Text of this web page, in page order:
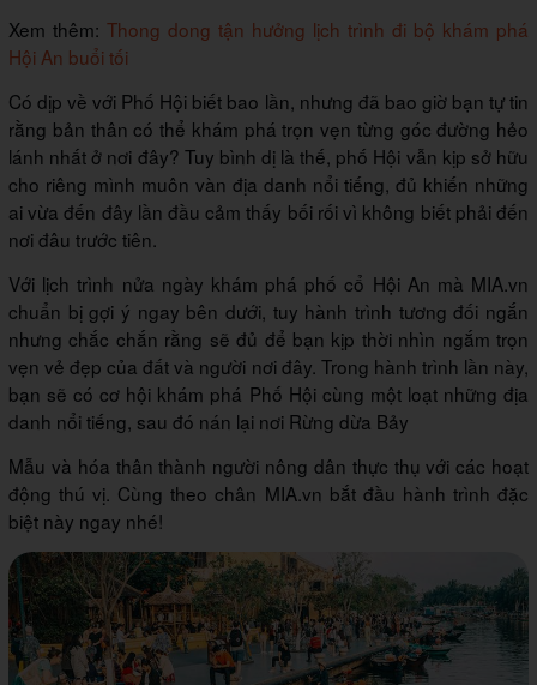
Xem thêm: Thong dong tận hưởng lịch trình đi bộ khám phá
Hội An buổi tối
Có dịp về với Phố Hội biết bao lần, nhưng đã bao giờ bạn tự tin
rằng bản thân có thể khám phá trọn vẹn từng góc đường hẻo
lánh nhất ở nơi đây? Tuy bình dị là thế, phố Hội vẫn kịp sở hữu
cho riêng mình muôn vàn địa danh nổi tiếng, đủ khiến những
ai vừa đến đây lần đầu cảm thấy bối rối vì không biết phải đến
nơi đâu trước tiên.
Với lịch trình nửa ngày khám phá phố cổ Hội An mà MIA.vn
chuẩn bị gợi ý ngay bên dưới, tuy hành trình tương đối ngắn
nhưng chắc chắn rằng sẽ đủ để bạn kịp thời nhìn ngắm trọn
vẹn vẻ đẹp của đất và người nơi đây. Trong hành trình lần này,
bạn sẽ có cơ hội khám phá Phố Hội cùng một loạt những địa
danh nổi tiếng, sau đó nán lại nơi Rừng dừa Bảy
Mẫu và hóa thân thành người nông dân thực thụ với các hoạt
động thú vị. Cùng theo chân MIA.vn bắt đầu hành trình đặc
biệt này ngay nhé!